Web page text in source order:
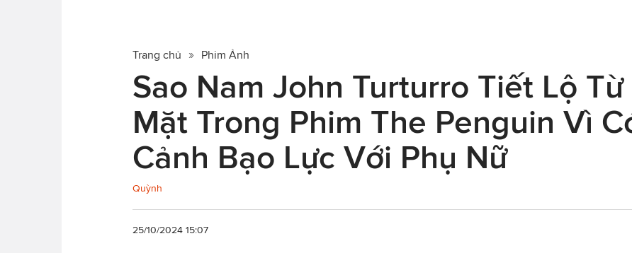
Trang chủ Phim Ảnh
Sao Nam John Turturro Tiết Lộ
Mặt Trong Phim The Penguin Vì
Cảnh Bạo Lực Với Phụ Nữ
Quỳnh
25/10/2024 15:07